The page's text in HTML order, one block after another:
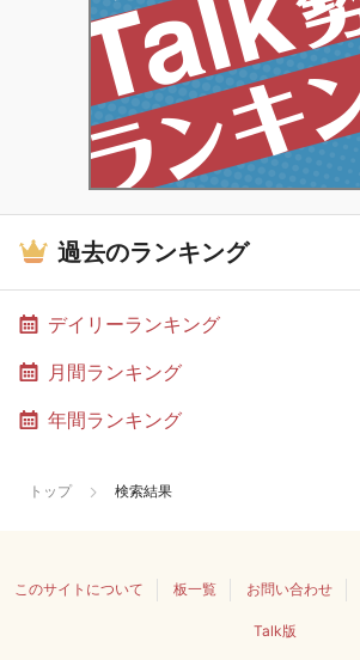
過去のランキング
デイリーランキング
月間ランキング
年間ランキング
トップ 検索結果
このサイトについて 板一覧 お問い合わせ
Talk版